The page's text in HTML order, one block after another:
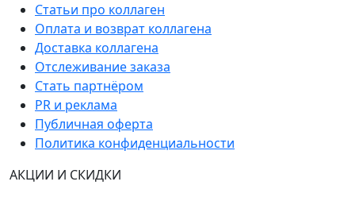
Статьи про коллаген
Оплата и возврат коллагена
Доставка коллагена
Отслеживание заказа
Стать партнёром
PR и реклама
Публичная оферта
Политика конфиденциальности
АКЦИИ И СКИДКИ